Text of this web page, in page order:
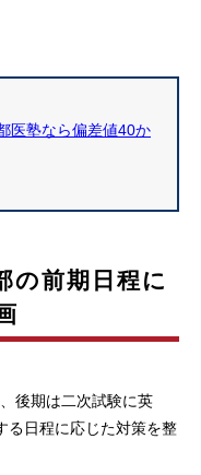
医塾なら偏差値40か
の前期日程に
後期は二次試験に英
る日程に応じた対策を整